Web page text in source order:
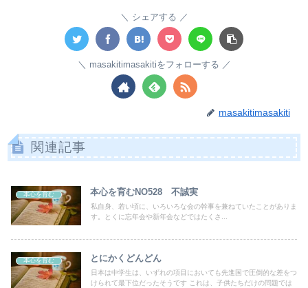
シェアする
masakitimasakitiをフォローする
masakitimasakiti
関連記事
本心を育む 本心を育むNO528 不誠実
私自身、若い頃に、いろいろな会の幹事を兼ねていたことがありま
す。とくに忘年会や新年会などではたくさ...
本心を育む とにかくどんどん
日本は中学生は、いずれの項目においても先進国で圧倒的な差をつ
けられて最下位だったそうです これは、子供たちだけの問題では